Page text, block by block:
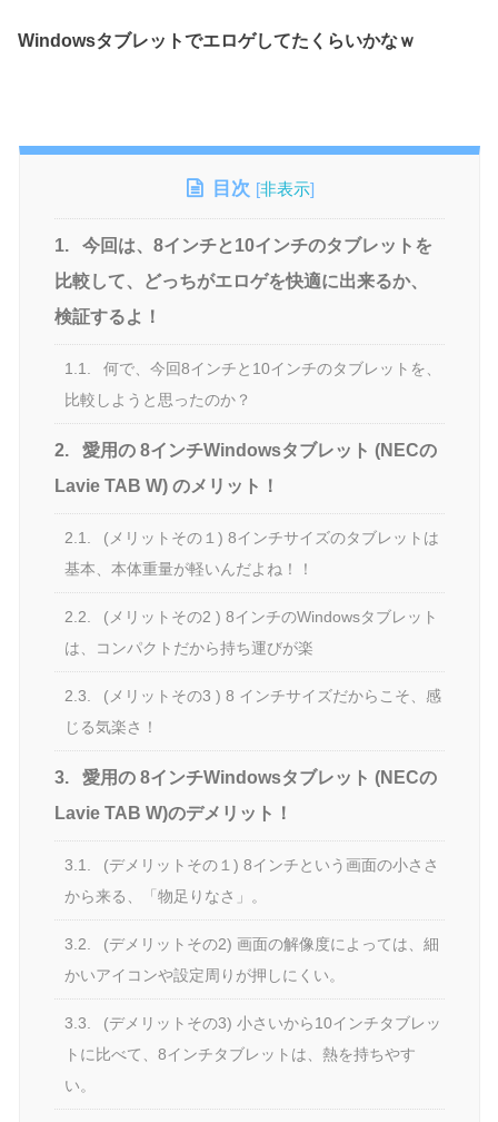
Windowsタブレットでエロゲしてたくらいかなｗ
目次 [非表示]
1.
今回は、8インチと10インチのタブレットを
比較して、どっちがエロゲを快適に出来るか、
検証するよ！
1.1.
何で、今回8インチと10インチのタブレットを、
比較しようと思ったのか？
2.
愛用の 8インチWindowsタブレット (NECの
Lavie TAB W) のメリット！
2.1.
(メリットその１) 8インチサイズのタブレットは
基本、本体重量が軽いんだよね！！
2.2.
(メリットその2 ) 8インチのWindowsタブレット
は、コンパクトだから持ち運びが楽
2.3.
(メリットその3 ) 8 インチサイズだからこそ、感
じる気楽さ！
3.
愛用の 8インチWindowsタブレット (NECの
Lavie TAB W)のデメリット！
3.1.
(デメリットその１) 8インチという画面の小ささ
から来る、「物足りなさ」。
3.2.
(デメリットその2) 画面の解像度によっては、細
かいアイコンや設定周りが押しにくい。
3.3.
(デメリットその3) 小さいから10インチタブレッ
トに比べて、8インチタブレットは、熱を持ちやす
い。